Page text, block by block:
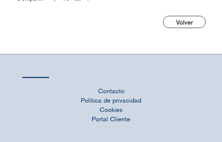
Volver
Contacto
Política de privacidad
Cookies
Portal Cliente